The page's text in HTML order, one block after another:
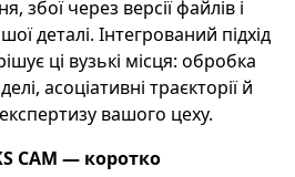
збої через версії файлів і
деталі. Інтегрований підхід
ці вузькі місця: обробка
асоціативні траєкторії й
вашого цеху.
CAM — коротко